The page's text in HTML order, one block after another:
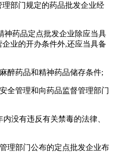
部门规定的药品批发企业经
神药品定点批发企业除应当具
业的开办条件外,还应当具备
醉药品和精神药品储存条件;
全管理和向药品监督管理部门
没有违反有关禁毒的法律、
理部门公布的定点批发企业布